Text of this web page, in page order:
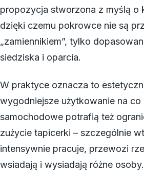
propozycja stworzona z myślą o
dzięki czemu pokrowce nie są
„zamiennikiem”, tylko
siedziska i oparcia.
W praktyce oznacza to
wygodniejsze użytkowanie na
samochodowe potrafią też
zużycie tapicerki – szczególnie
intensywnie pracuje, przewozi
wsiadają i wysiadają różne osoby.